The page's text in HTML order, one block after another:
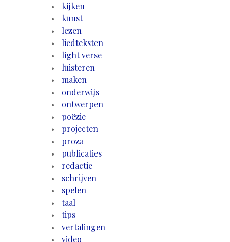
kijken
kunst
lezen
liedteksten
light verse
luisteren
maken
onderwijs
ontwerpen
poëzie
projecten
proza
publicaties
redactie
schrijven
spelen
taal
tips
vertalingen
video